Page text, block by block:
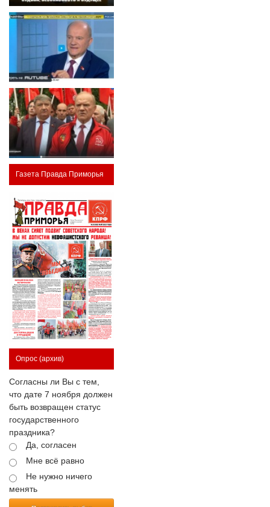
Газета Правда Приморья
Опрос (архив)
Согласны ли Вы с тем,
что дате 7 ноября должен
быть возвращен статус
государственного
праздника?
Да, согласен
Мне всё равно
Не нужно ничего
менять